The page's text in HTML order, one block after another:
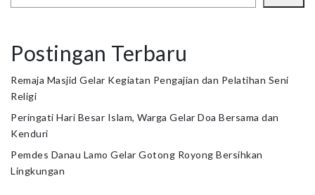
Postingan Terbaru
Remaja Masjid Gelar Kegiatan Pengajian dan Pelatihan Seni
Religi
Peringati Hari Besar Islam, Warga Gelar Doa Bersama dan
Kenduri
Pemdes Danau Lamo Gelar Gotong Royong Bersihkan
Lingkungan